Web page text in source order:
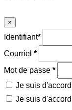
×
Identifiant*
Courriel *
Mot de passe *
Je suis
Je suis